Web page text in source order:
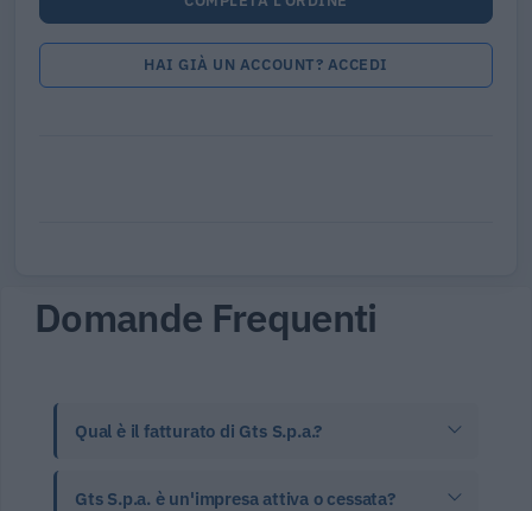
HAI GIÀ UN ACCOUNT? ACCEDI
Domande Frequenti
Qual è il fatturato di Gts S.p.a.?
Gts S.p.a. è un'impresa attiva o cessata?